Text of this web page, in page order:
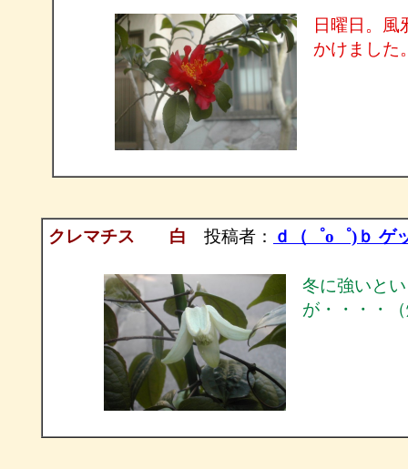
日曜日。風
かけました
クレマチス 白 投稿者： ｄ（゜ο゜)ｂ ゲ
冬に強いと
が・・・・